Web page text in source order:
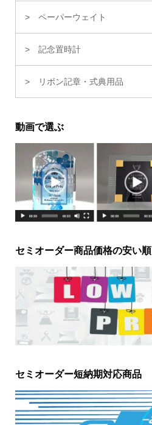
ペーパーウェイト
記念置時計
リボン記章・式典用品
動画で選ぶ
セミオーダー商品価格の安い順
セミオーダー短納期対応商品